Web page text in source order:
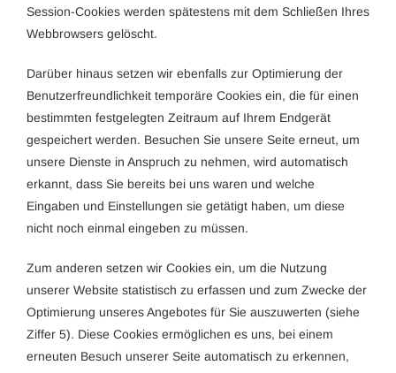
Session-Cookies werden spätestens mit dem Schließen Ihres
Webbrowsers gelöscht.
Darüber hinaus setzen wir ebenfalls zur Optimierung der
Benutzerfreundlichkeit temporäre Cookies ein, die für einen
bestimmten festgelegten Zeitraum auf Ihrem Endgerät
gespeichert werden. Besuchen Sie unsere Seite erneut, um
unsere Dienste in Anspruch zu nehmen, wird automatisch
erkannt, dass Sie bereits bei uns waren und welche
Eingaben und Einstellungen sie getätigt haben, um diese
nicht noch einmal eingeben zu müssen.
Zum anderen setzen wir Cookies ein, um die Nutzung
unserer Website statistisch zu erfassen und zum Zwecke der
Optimierung unseres Angebotes für Sie auszuwerten (siehe
Ziffer 5). Diese Cookies ermöglichen es uns, bei einem
erneuten Besuch unserer Seite automatisch zu erkennen,